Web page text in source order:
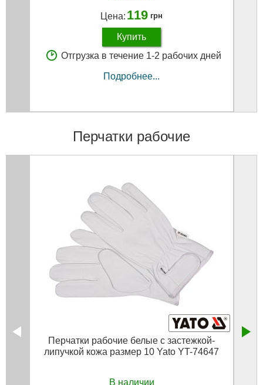
Цена: 119 грн
Купить
Отгрузка в течение 1-2 рабочих дней
Подробнее...
Перчатки рабочие
Перчатки рабочие белые с застежкой-
липучкой кожа размер 10 Yato YT-74647
В наличии